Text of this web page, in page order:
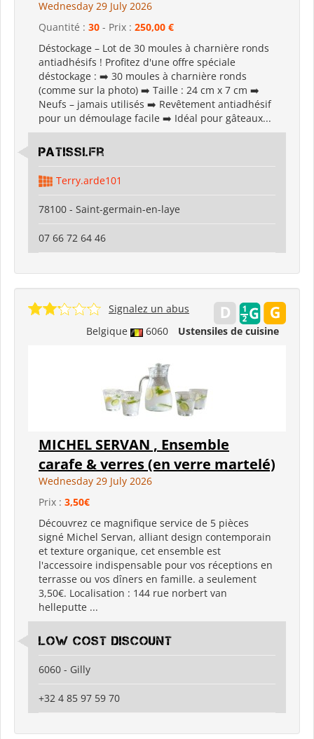
Wednesday 29 July 2026
Quantité : 30 - Prix : 250,00 €
Déstockage – Lot de 30 moules à charnière ronds
antiadhésifs ! Profitez d'une offre spéciale
déstockage : ➡️ 30 moules à charnière ronds
(comme sur la photo) ➡️ Taille : 24 cm x 7 cm ➡️
Neufs – jamais utilisés ➡️ Revêtement antiadhésif
pour un démoulage facile ➡️ Idéal pour gâteaux...
Patissi.fr
Terry.arde101
78100 - Saint-germain-en-laye
07 66 72 64 46
Belgique 6060 Ustensiles de cuisine
Signalez un abus
MICHEL SERVAN , Ensemble
carafe & verres (en verre martelé)
Wednesday 29 July 2026
Prix : 3,50€
Découvrez ce magnifique service de 5 pièces
signé Michel Servan, alliant design contemporain
et texture organique, cet ensemble est
l'accessoire indispensable pour vos réceptions en
terrasse ou vos dîners en famille. a seulement
3,50€. Localisation : 144 rue norbert van
helleputte ...
Low Cost Discount
6060 - Gilly
+32 4 85 97 59 70